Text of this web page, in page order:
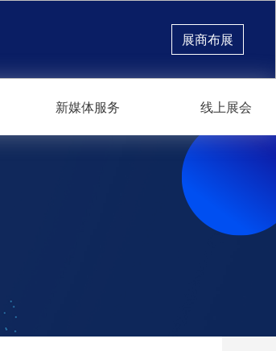
展商布展
新媒体服务 线上展会